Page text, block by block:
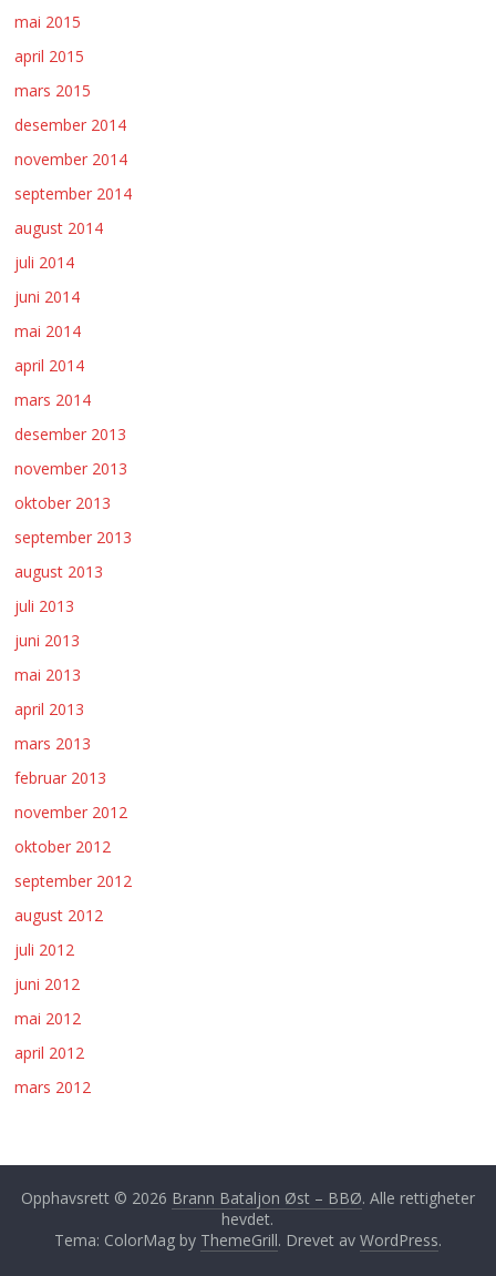
mai 2015
april 2015
mars 2015
desember 2014
november 2014
september 2014
august 2014
juli 2014
juni 2014
mai 2014
april 2014
mars 2014
desember 2013
november 2013
oktober 2013
september 2013
august 2013
juli 2013
juni 2013
mai 2013
april 2013
mars 2013
februar 2013
november 2012
oktober 2012
september 2012
august 2012
juli 2012
juni 2012
mai 2012
april 2012
mars 2012
Opphavsrett © 2026 Brann Bataljon Øst – BBØ. Alle rettigheter
hevdet.
Tema: ColorMag by ThemeGrill. Drevet av WordPress.